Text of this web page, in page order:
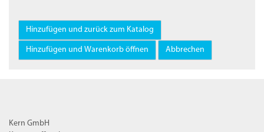
Kern GmbH